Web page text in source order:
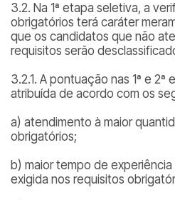
3.2. Na 1ª etapa seletiva, a
obrigatórios terá caráter
que os candidatos que não
requisitos serão
3.2.1. A pontuação nas 1ª e 2ª
atribuída de acordo com os
a) atendimento à maior
obrigatórios;
b) maior tempo de
exigida nos requisitos